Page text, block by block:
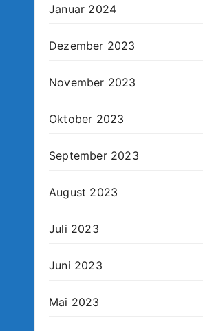
Januar 2024
Dezember 2023
November 2023
Oktober 2023
September 2023
August 2023
Juli 2023
Juni 2023
Mai 2023